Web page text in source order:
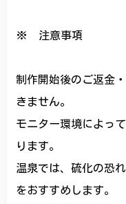
※ 注意事項
制作開始後のご返金
きません。
モニター環境によっ
ります。
温泉では、硫化の恐
をおすすめします。